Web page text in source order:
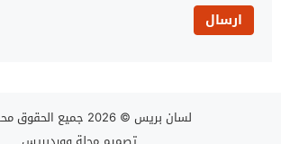
لسان بريس © 2026 جميع الحقوق محفوظة.